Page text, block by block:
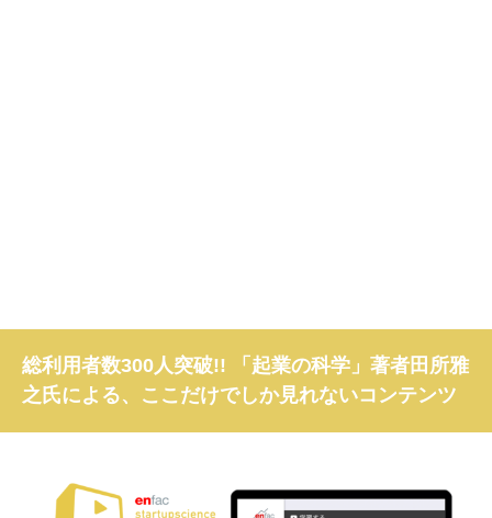
総利用者数300人突破!! 「起業の科学」著者田所雅
之氏による、ここだけでしか見れないコンテンツ